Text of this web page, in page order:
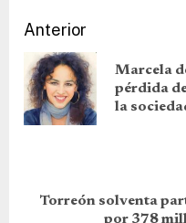
Anterior
Marcela
pérdida
la
Torreón solventa
por 378